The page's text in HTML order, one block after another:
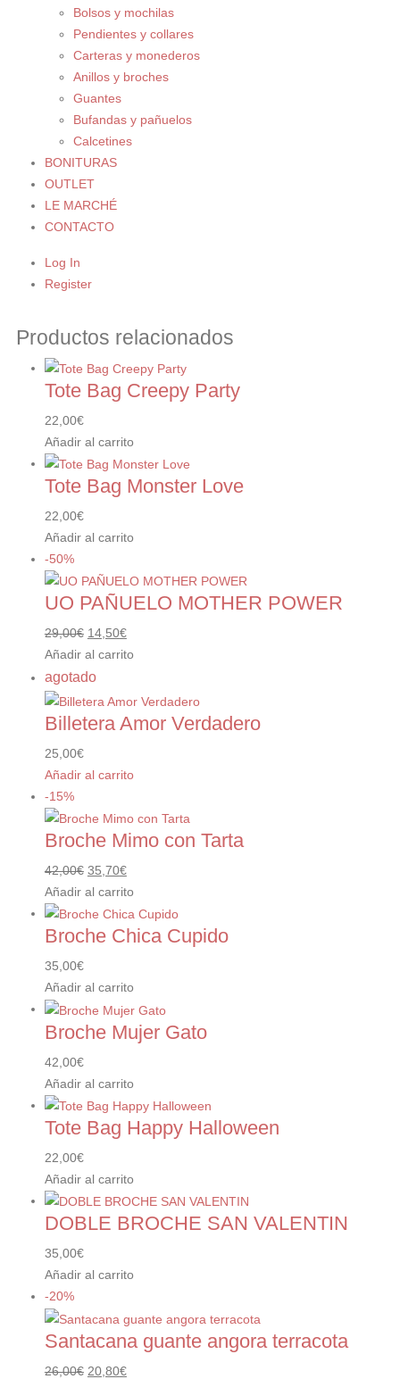
Bolsos y mochilas
Pendientes y collares
Carteras y monederos
Anillos y broches
Guantes
Bufandas y pañuelos
Calcetines
BONITURAS
OUTLET
LE MARCHÉ
CONTACTO
Log In
Register
Productos relacionados
Tote Bag Creepy Party
22,00€
Añadir al carrito
Tote Bag Monster Love
22,00€
Añadir al carrito
-50%
UO PAÑUELO MOTHER POWER
29,00€ El
precio
original
era:
29,00€.
14,50€El
precio
es:
14,50€.
Añadir al carrito
agotado
Billetera Amor Verdadero
25,00€
Añadir al carrito
-15%
Broche Mimo con Tarta
42,00€ El
precio
original
era:
35,70€El
precio
actual
es:
Añadir al carrito
Broche Chica Cupido
35,00€
Añadir al carrito
Broche Mujer Gato
42,00€
Añadir al carrito
Tote Bag Happy Halloween
22,00€
Añadir al carrito
DOBLE BROCHE SAN VALENTIN
35,00€
Añadir al carrito
-20%
Santacana guante angora terracota
26,00€ El
20,80€El